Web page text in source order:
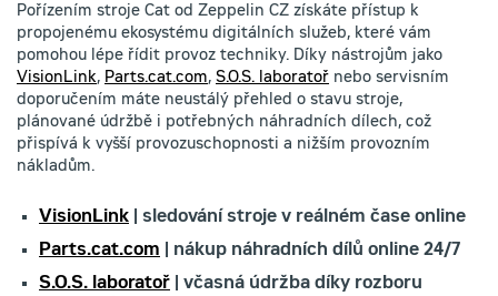
Pořízením stroje Cat od Zeppelin CZ získáte přístup k
propojenému ekosystému digitálních služeb, které vám
pomohou lépe řídit provoz techniky. Díky nástrojům jako
VisionLink, Parts.cat.com, S.O.S. laboratoř nebo servisním
doporučením máte neustálý přehled o stavu stroje,
plánované údržbě i potřebných náhradních dílech, což
přispívá k vyšší provozuschopnosti a nižším provozním
nákladům.
VisionLink | sledování stroje v reálném čase online
Parts.cat.com | nákup náhradních dílů online 24/7
S.O.S. laboratoř | včasná údržba díky rozboru